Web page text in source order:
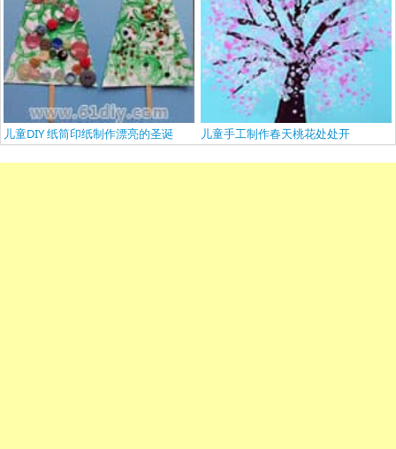
儿童DIY 纸筒印纸制作漂亮的圣诞 儿童手工制作春天桃花处处开